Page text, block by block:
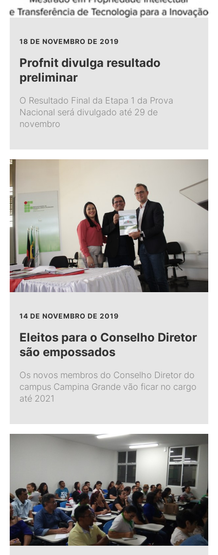
18 DE NOVEMBRO DE 2019
Profnit divulga resultado
preliminar
O Resultado Final da Etapa 1 da Prova
Nacional será divulgado até 29 de
novembro
14 DE NOVEMBRO DE 2019
Eleitos para o Conselho Diretor
são empossados
Os novos membros do Conselho Diretor do
campus Campina Grande vão ficar no cargo
até 2021